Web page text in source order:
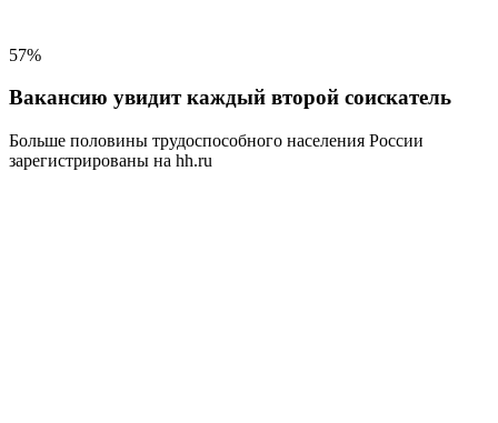
57%
Вакансию увидит каждый второй соискатель
Больше половины трудоспособного населения России
зарегистрированы на hh.ru